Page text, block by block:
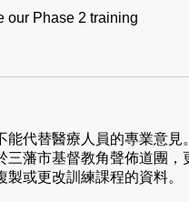
our Phase 2 training
代替醫療人員的專業意見。
藩市基督教角聲佈道團
或更改訓練課程的資料。